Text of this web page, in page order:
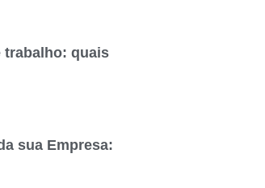
trabalho: quais
sua Empresa: